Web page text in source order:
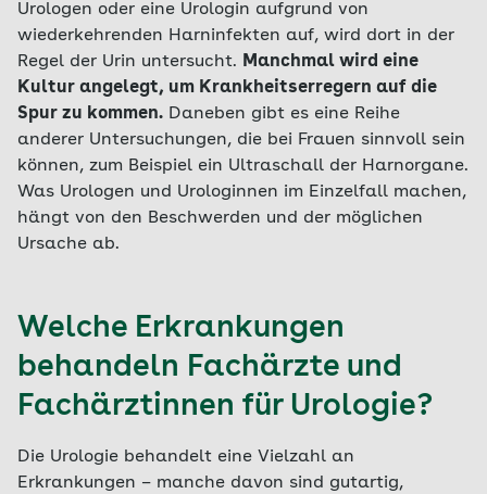
Urologen oder eine Urologin aufgrund von
wiederkehrenden Harninfekten auf, wird dort in der
Regel der Urin untersucht. Manchmal wird eine
Kultur angelegt, um Krankheitserregern auf die
Spur zu kommen. Daneben gibt es eine Reihe
anderer Untersuchungen, die bei Frauen sinnvoll sein
können, zum Beispiel ein Ultraschall der Harnorgane.
Was Urologen und Urologinnen im Einzelfall machen,
hängt von den Beschwerden und der möglichen
Ursache ab.
Welche Erkrankungen
behandeln Fachärzte und
Fachärztinnen für Urologie?
Die Urologie behandelt eine Vielzahl an
Erkrankungen – manche davon sind gutartig,